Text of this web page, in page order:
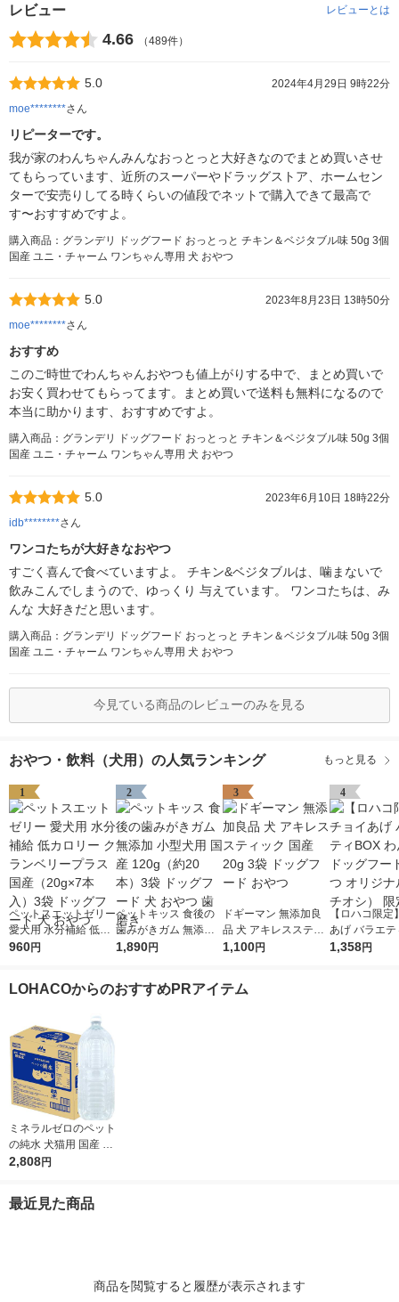
レビュー レビューとは
4.66 （489件）
5.0
2024年4月29日 9時22分
moe********さん
リピーターです。
我が家のわんちゃんみんなおっとっと大好きなのでまとめ買いさせ
てもらっています、近所のスーパーやドラッグストア、ホームセン
ターで安売りしてる時くらいの値段でネットで購入できて最高で
す〜おすすめですよ。
購入商品：グランデリ ドッグフード おっとっと チキン＆ベジタブル味 50g 3個
国産 ユニ・チャーム ワンちゃん専用 犬 おやつ
5.0
2023年8月23日 13時50分
moe********さん
おすすめ
このご時世でわんちゃんおやつも値上がりする中で、まとめ買いで
お安く買わせてもらってます。まとめ買いで送料も無料になるので
本当に助かります、おすすめですよ。
購入商品：グランデリ ドッグフード おっとっと チキン＆ベジタブル味 50g 3個
国産 ユニ・チャーム ワンちゃん専用 犬 おやつ
5.0
2023年6月10日 18時22分
idb********さん
ワンコたちが大好きなおやつ
すごく喜んで食べていますよ。 チキン&ベジタブルは、噛まないで
飲みこんでしまうので、ゆっくり 与えています。 ワンコたちは、み
んな 大好きだと思います。
購入商品：グランデリ ドッグフード おっとっと チキン＆ベジタブル味 50g 3個
国産 ユニ・チャーム ワンちゃん専用 犬 おやつ
今見ている商品のレビューのみを見る
おやつ・飲料（犬用）の人気ランキング もっと見る
1
ペットスエットゼリー
愛犬用 水分補給 低カ
ロリー クランベリー
ド 犬 おやつ
960円
2
ペットキッス 食後の
歯みがきガム 無添加
小型犬用 国産 120g
き
1,890円
3
ドギーマン 無添加良
品 犬 アキレススティ
ック 国産 20g 3袋 ド
1,100円
4
【ロハコ限定
あげ バラエテ
わんわん ド
1,358円
LOHACOからのおすすめPRアイテム
ミネラルゼロのペット
の純水 犬猫用 国産 2L
1ケース（1本×6）森
2,808円
最近見た商品
商品を閲覧すると履歴が表示されます